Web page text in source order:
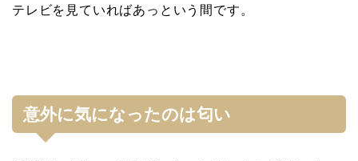
テレビを見ていればあっという間です。
意外に気になったのは匂い